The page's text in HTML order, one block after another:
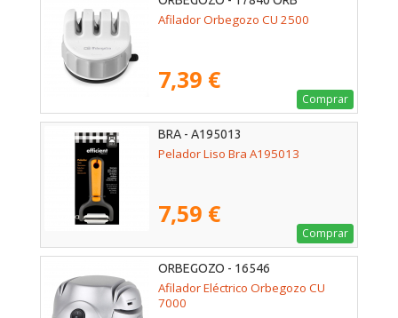
Afilador Orbegozo CU 2500
7,39 €
Comprar
BRA - A195013
Pelador Liso Bra A195013
7,59 €
Comprar
ORBEGOZO - 16546
Afilador Eléctrico Orbegozo CU
7000